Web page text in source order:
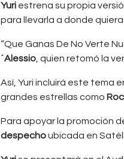
Yuri estrena su propia
para llevarla a donde
“Que Ganas De No Verte
´Alessio , quien retomó la
Así, Yuri incluirá este tema
grandes estrellas como
Para apoyar la promoción
despechoubicada en